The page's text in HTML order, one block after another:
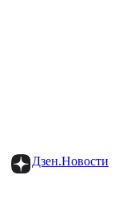
Дзен.Новости